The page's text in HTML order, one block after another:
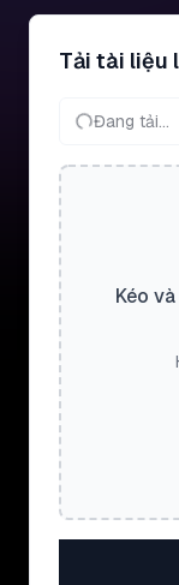
Tải tài liệu
Đang tải...
Kéo